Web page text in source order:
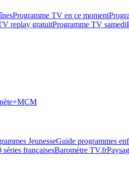
Programme TV en ce moment
replay gratuitProgramme TV samedi
MCM
JeunesseGuide programmes
séries françaisesBaromètre TV.fr